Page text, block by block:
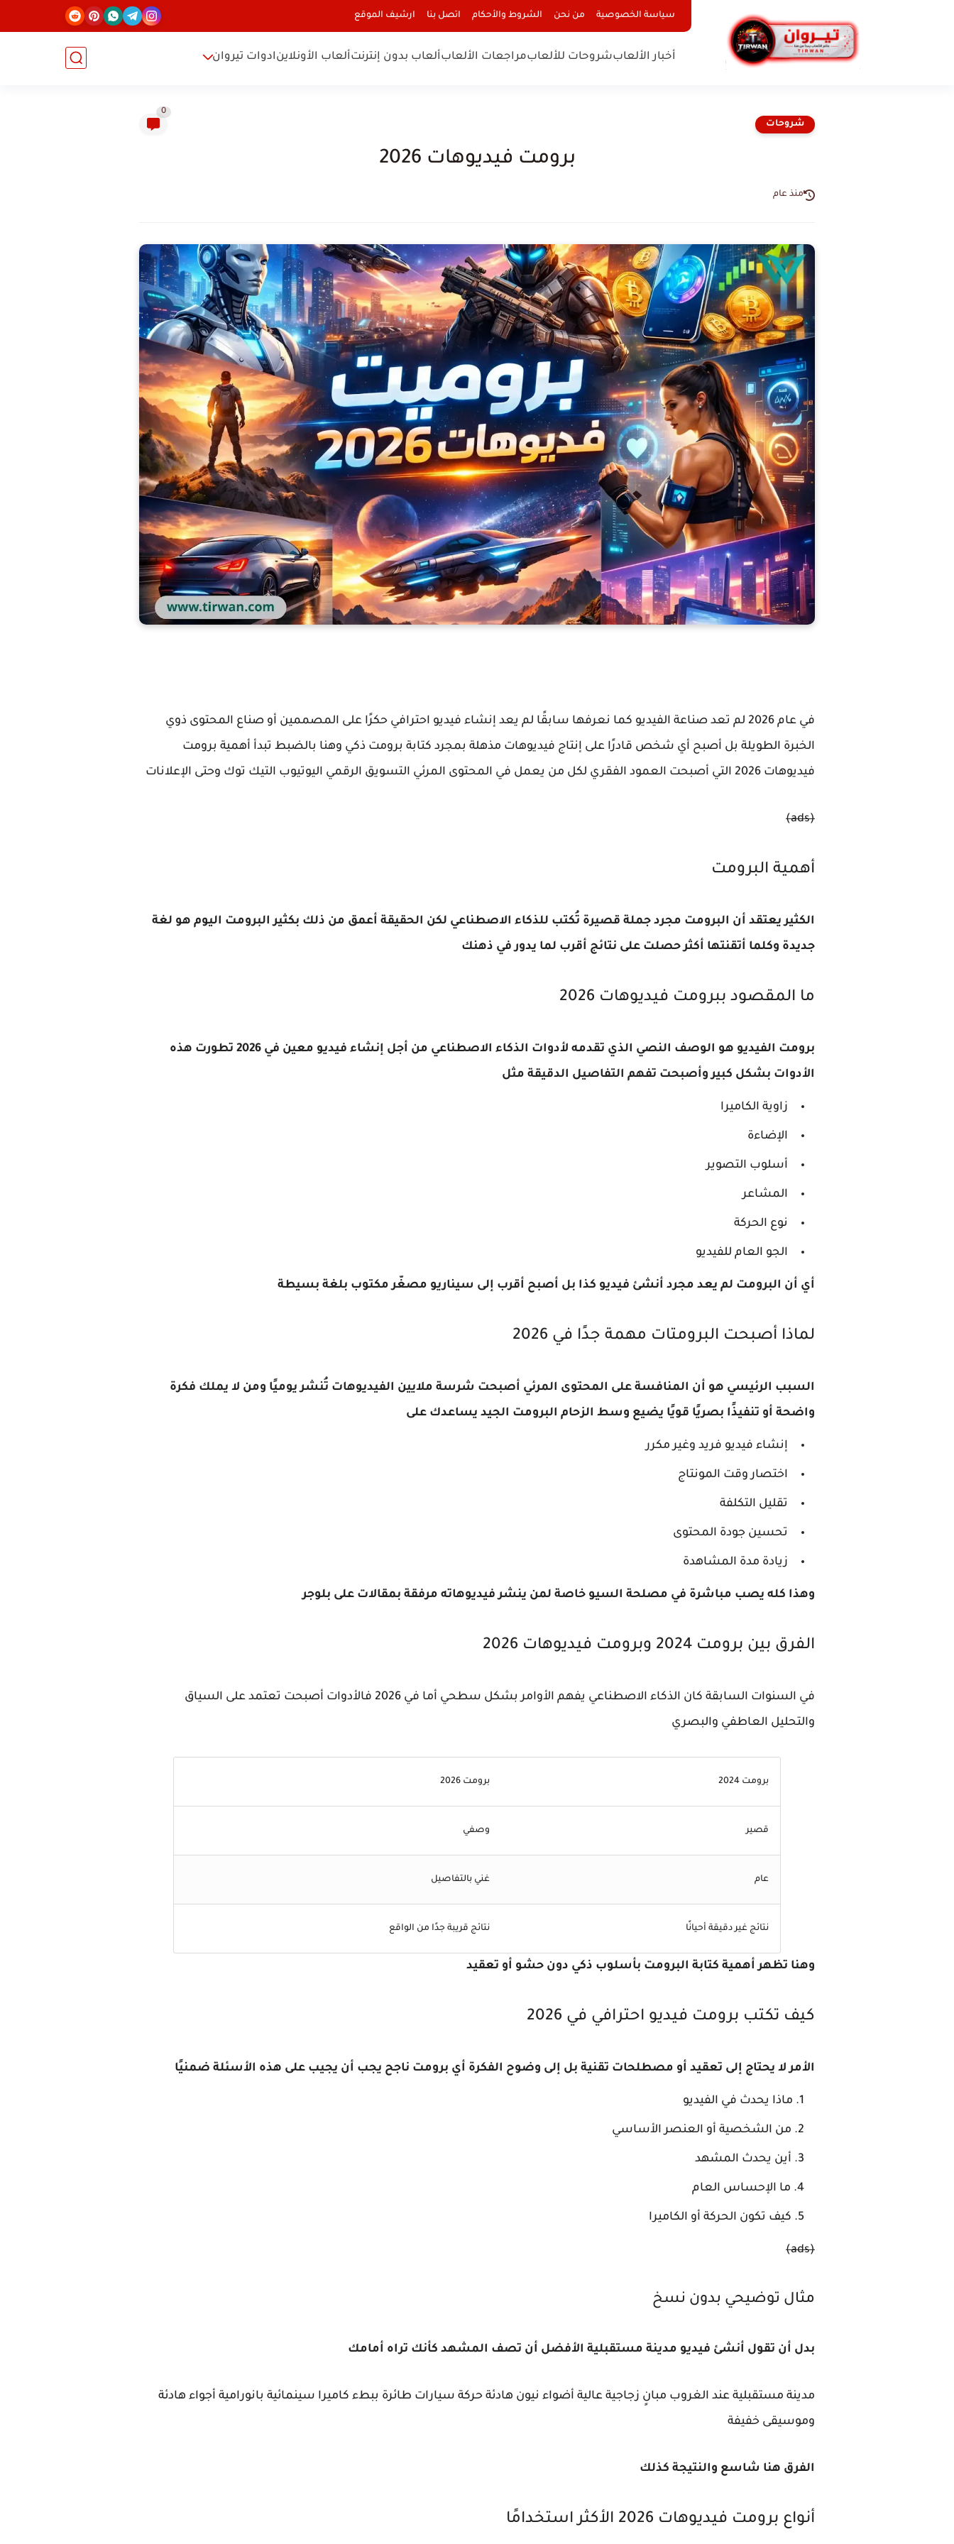
سياسة الخصوصية من نحن الشروط والأحكام اتصل بنا ارشيف الموقع
أخبار الألعابشروحات للألعابمراجعات الألعابألعاب بدون إنترنتألعاب الأونلاينادوات تيروان
شروحات
0
برومت فيديوهات 2026
منذ عام
في عام 2026 لم تعد صناعة الفيديو كما نعرفها سابقًا لم يعد إنشاء فيديو احترافي حكرًا على المصممين أو صناع المحتوى ذوي
الخبرة الطويلة بل أصبح أي شخص قادرًا على إنتاج فيديوهات مذهلة بمجرد كتابة برومت ذكي وهنا بالضبط تبدأ أهمية برومت
فيديوهات 2026 التي أصبحت العمود الفقري لكل من يعمل في المحتوى المرئي التسويق الرقمي اليوتيوب التيك توك وحتى الإعلانات
(ads)
أهمية البرومت
الكثير يعتقد أن البرومت مجرد جملة قصيرة تُكتب للذكاء الاصطناعي لكن الحقيقة أعمق من ذلك بكثير البرومت اليوم هو لغة
جديدة وكلما أتقنتها أكثر حصلت على نتائج أقرب لما يدور في ذهنك
ما المقصود ببرومت فيديوهات 2026
برومت الفيديو هو الوصف النصي الذي تقدمه لأدوات الذكاء الاصطناعي من أجل إنشاء فيديو معين في 2026 تطورت هذه
الأدوات بشكل كبير وأصبحت تفهم التفاصيل الدقيقة مثل
زاوية الكاميرا
الإضاءة
أسلوب التصوير
المشاعر
نوع الحركة
الجو العام للفيديو
أي أن البرومت لم يعد مجرد أنشئ فيديو كذا بل أصبح أقرب إلى سيناريو مصغّر مكتوب بلغة بسيطة
لماذا أصبحت البرومتات مهمة جدًا في 2026
السبب الرئيسي هو أن المنافسة على المحتوى المرئي أصبحت شرسة ملايين الفيديوهات تُنشر يوميًا ومن لا يملك فكرة
واضحة أو تنفيذًا بصريًا قويًا يضيع وسط الزحام البرومت الجيد يساعدك على
إنشاء فيديو فريد وغير مكرر
اختصار وقت المونتاج
تقليل التكلفة
تحسين جودة المحتوى
زيادة مدة المشاهدة
وهذا كله يصب مباشرة في مصلحة السيو خاصة لمن ينشر فيديوهاته مرفقة بمقالات على بلوجر
الفرق بين برومت 2024 وبرومت فيديوهات 2026
في السنوات السابقة كان الذكاء الاصطناعي يفهم الأوامر بشكل سطحي أما في 2026 فالأدوات أصبحت تعتمد على السياق
والتحليل العاطفي والبصري
برومت 2024 برومت 2026
قصير وصفي
عام غني بالتفاصيل
نتائج غير دقيقة أحيانًا نتائج قريبة جدًا من الواقع
وهنا تظهر أهمية كتابة البرومت بأسلوب ذكي دون حشو أو تعقيد
كيف تكتب برومت فيديو احترافي في 2026
الأمر لا يحتاج إلى تعقيد أو مصطلحات تقنية بل إلى وضوح الفكرة أي برومت ناجح يجب أن يجيب على هذه الأسئلة ضمنيًا
ماذا يحدث في الفيديو
من الشخصية أو العنصر الأساسي
أين يحدث المشهد
ما الإحساس العام
كيف تكون الحركة أو الكاميرا
(ads)
مثال توضيحي بدون نسخ
بدل أن تقول أنشئ فيديو مدينة مستقبلية الأفضل أن تصف المشهد كأنك تراه أمامك
مدينة مستقبلية عند الغروب مبانٍ زجاجية عالية أضواء نيون هادئة حركة سيارات طائرة ببطء كاميرا سينمائية بانورامية أجواء هادئة
وموسيقى خفيفة
الفرق هنا شاسع والنتيجة كذلك
أنواع برومت فيديوهات 2026 الأكثر استخدامًا